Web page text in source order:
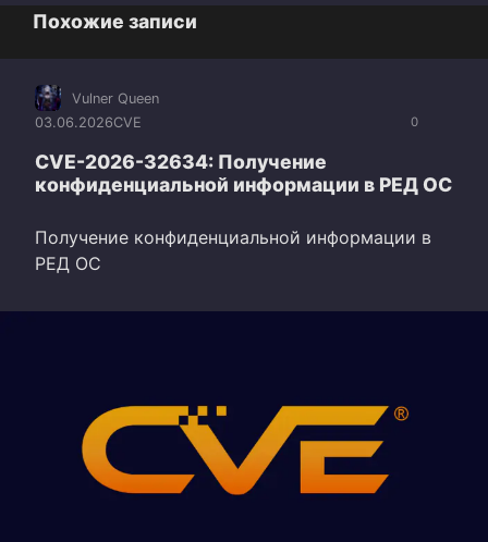
Похожие записи
0
Vulner Queen
03.06.2026CVE
CVE-2026-32634: Получение
конфиденциальной информации в РЕД ОС
Получение конфиденциальной информации в
РЕД ОС